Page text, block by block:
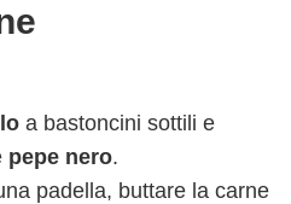
a bastoncini sottili e
pepe nero.
padella, buttare la carne